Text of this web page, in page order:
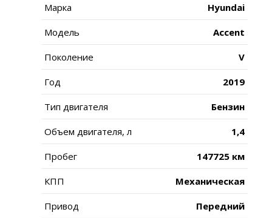
Марка Hyundai
Модель Accent
Поколение V
Год 2019
Тип двигателя Бензин
Объем двигателя, л 1,4
Пробег 147725 км
КПП Механическая
Привод Передний